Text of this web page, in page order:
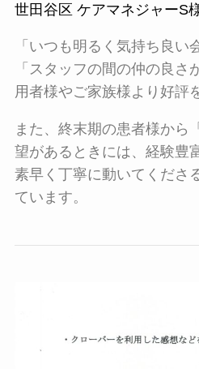
世田谷区 ケアマネジャーS
「いつも明るく気持ち良い
「スタッフの間の仲の良さ
用者様やご家族様より好評
また、終末期の患者様か
望があるときには、経験豊
素早く丁寧に動いてくださ
ています。